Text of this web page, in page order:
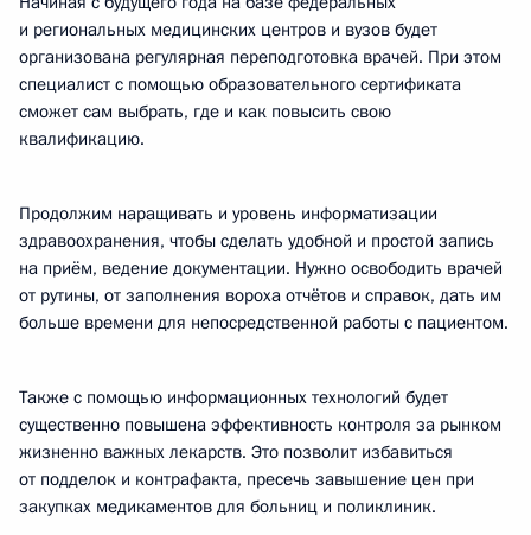
и региональных медицинских центров и вузов будет
организована регулярная переподготовка врачей. При этом
специалист с помощью образовательного сертификата
сможет сам выбрать, где и как повысить свою
квалификацию.
Продолжим наращивать и уровень информатизации
здравоохранения, чтобы сделать удобной и простой запись
на приём, ведение документации. Нужно освободить врачей
от рутины, от заполнения вороха отчётов и справок, дать им
больше времени для непосредственной работы с пациентом.
Также с помощью информационных технологий будет
существенно повышена эффективность контроля за рынком
жизненно важных лекарств. Это позволит избавиться
от подделок и контрафакта, пресечь завышение цен при
закупках медикаментов для больниц и поликлиник.